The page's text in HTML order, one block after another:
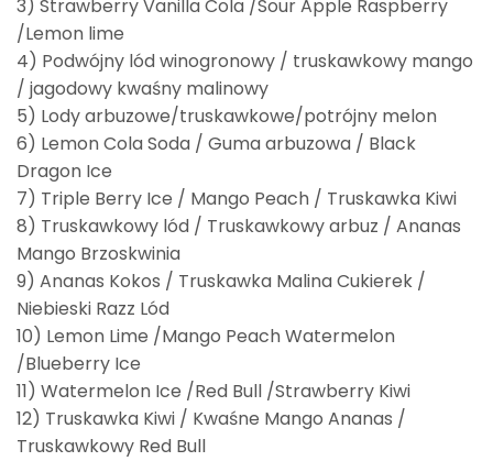
3) Strawberry Vanilla Cola /Sour Apple Raspberry
/Lemon lime
4) Podwójny lód winogronowy / truskawkowy mango
/ jagodowy kwaśny malinowy
5) Lody arbuzowe/truskawkowe/potrójny melon
6) Lemon Cola Soda / Guma arbuzowa / Black
Dragon Ice
7) Triple Berry Ice / Mango Peach / Truskawka Kiwi
8) Truskawkowy lód / Truskawkowy arbuz / Ananas
Mango Brzoskwinia
9) Ananas Kokos / Truskawka Malina Cukierek /
Niebieski Razz Lód
10) Lemon Lime /Mango Peach Watermelon
/Blueberry Ice
11) Watermelon Ice /Red Bull /Strawberry Kiwi
12) Truskawka Kiwi / Kwaśne Mango Ananas /
Truskawkowy Red Bull